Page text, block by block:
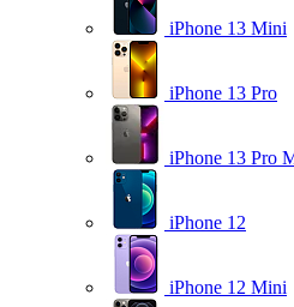
iPhone 13 Mini
iPhone 13 Pro
iPhone 13 Pro
iPhone 12
iPhone 12 Mini